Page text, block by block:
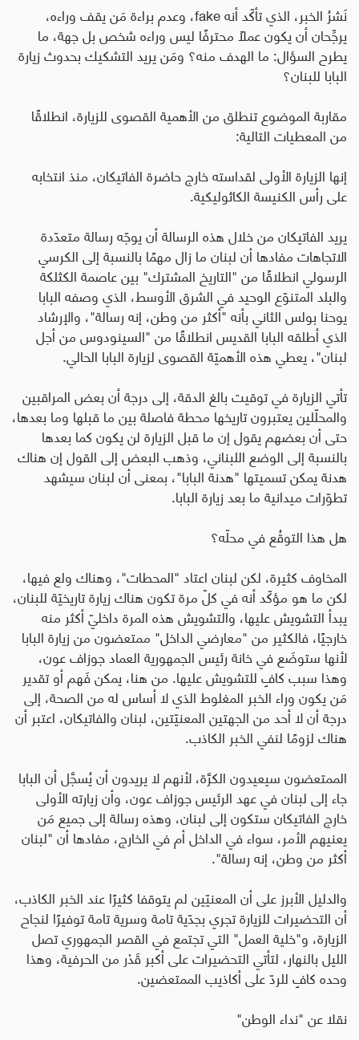
نَشرُ الخبر، الذي تأكّد أنهfake، وعدم براءة مَن يقف وراءه،
يرجِّحان أن يكون عملًا محترفًا ليس وراءه شخص بل جهة، ما
يطرح السؤال: ما الهدف منه؟ ومَن يريد التشكيك بحدوث زيارة
البابا للبنان؟
مقاربة الموضوع تنطلق من الأهمية القصوى للزيارة، انطلاقًا
من المعطيات التالية:
إنها الزيارة الأولى لقداسته خارج حاضرة الفاتيكان، منذ انتخابه
على رأس الكنيسة الكاثوليكية.
يريد الفاتيكان من خلال هذه الرسالة أن يوجّه رسالة متعدّدة
الاتجاهات مفادها أن لبنان ما زال مهمًا بالنسبة إلى الكرسي
الرسولي انطلاقًا من "التاريخ المشترك" بين عاصمة الكثلكة
والبلد المتنوّع الوحيد في الشرق الأوسط، الذي وصفه البابا
يوحنا بولس الثاني بأنه "أكثر من وطن، إنه رسالة"، والإرشاد
الذي أطلقه البابا القديس انطلاقًا من "السينودوس من أجل
لبنان"، يعطي هذه الأهميّة القصوى لزيارة البابا الحالي.
تأتي الزيارة في توقيت بالغ الدقة، إلى درجة أن بعض المراقبين
والمحلّلين يعتبرون تاريخها محطة فاصلة بين ما قبلها وما بعدها،
حتى أن بعضهم يقول إن ما قبل الزيارة لن يكون كما بعدها
بالنسبة إلى الوضع اللبناني، وذهب البعض إلى القول إن هناك
هدنة يمكن تسميتها "هدنة البابا"، بمعنى أن لبنان سيشهد
تطوّرات ميدانية ما بعد زيارة البابا.
هل هذا التوقُع في محلّه؟
المخاوف كثيرة، لكن لبنان اعتاد "المحطات"، وهناك ولع فيها،
لكن ما هو مؤكّد أنه في كلّ مرة تكون هناك زيارة تاريخيّة للبنان،
يبدأ التشويش عليها، والتشويش هذه المرة داخليّ أكثر منه
خارجيًا، فالكثير من "معارضي الداخل" ممتعضون من زيارة البابا
لأنها ستوضَع في خانة رئيس الجمهورية العماد جوزاف عون،
وهذا سبب كافٍ للتشويش عليها. من هنا، يمكن فَهم أو تقدير
مَن يكون وراء الخبر المغلوط الذي لا أساس له من الصحة، إلى
درجة أن لا أحد من الجهتين المعنيّتين، لبنان والفاتيكان، اعتبر أن
هناك لزومًا لنفي الخبر الكاذب.
الممتعضون سيعيدون الكرَّة، لأنهم لا يريدون أن يُسجَّل أن البابا
جاء إلى لبنان في عهد الرئيس جوزاف عون، وأن زيارته الأولى
خارج الفاتيكان ستكون إلى لبنان، وهذه رسالة إلى جميع مَن
يعنيهم الأمر، سواء في الداخل أم في الخارج، مفادها أن "لبنان
أكثر من وطن، إنه رسالة".
والدليل الأبرز على أن المعنيّين لم يتوقفا كثيرًا عند الخبر الكاذب،
أن التحضيرات للزيارة تجري بجدّية تامة وسرية تامة توفيرًا لنجاح
الزيارة، و"خلية العمل" التي تجتمع في القصر الجمهوري تصل
الليل بالنهار، لتأتي التحضيرات على أكبر قَدْر من الحرفية، وهذا
وحده كافٍ للردّ على أكاذيب الممتعضين.
نقلا عن "نداء الوطن"